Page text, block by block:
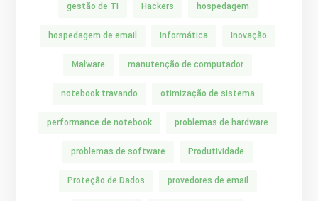
gestão de TI Hackers hospedagem
hospedagem de email Informática Inovação
Malware manutenção de computador
notebook travando otimização de sistema
performance de notebook problemas de hardware
problemas de software Produtividade
Proteção de Dados provedores de email